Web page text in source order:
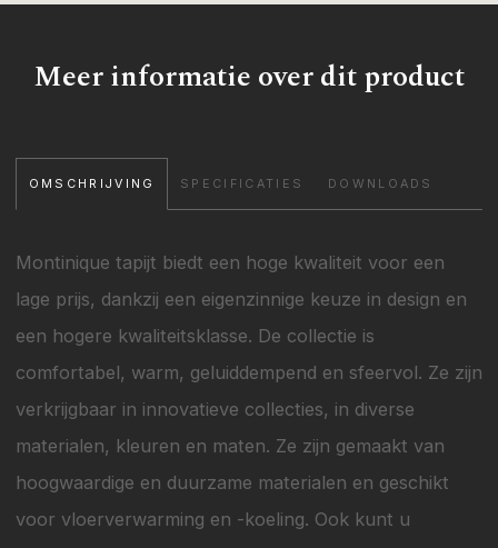
Meer informatie over dit product
OMSCHRIJVING SPECIFICATIES DOWNLOADS
Montinique tapijt biedt een hoge kwaliteit voor een
lage prijs, dankzij een eigenzinnige keuze in design en
een hogere kwaliteitsklasse. De collectie is
comfortabel, warm, geluiddempend en sfeervol. Ze zijn
verkrijgbaar in innovatieve collecties, in diverse
materialen, kleuren en maten. Ze zijn gemaakt van
hoogwaardige en duurzame materialen en geschikt
voor vloerverwarming en -koeling. Ook kunt u